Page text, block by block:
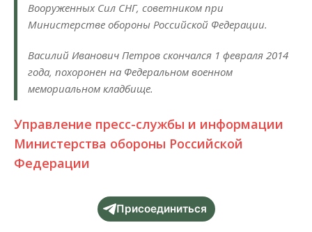
Вооруженных Сил СНГ, советником при
Министерстве обороны Российской Федерации.
Василий Иванович Петров скончался 1 февраля 2014
года, похоронен на Федеральном военном
мемориальном кладбище.
Управление пресс-службы и информации
Министерства обороны Российской
Федерации
Присоединиться